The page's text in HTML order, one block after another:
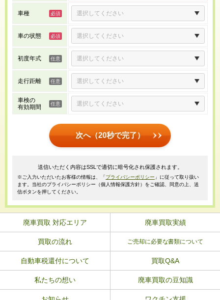
車種
車の状態
初度年式
走行距離
車検の
有効期間
次へ（20秒で完了）
送信いただく内容はSSLで適切に暗号化され保護されます。
※ご入力いただいたお客様の情報は、「プライバシーポリシー 」に従って取り扱い
ます。当社のプライバシーポリシー（個人情報保護方針）をご確認、同意の上、送
信ボタンを押してください。
廃車買取 対応エリア 廃車買取実績
買取の流れ ご売却に必要な書類について
自動車税還付について 買取Q&A
私たちの想い 廃車買取の豆知識